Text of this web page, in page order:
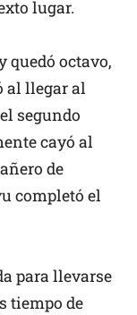
lugar.
quedó octavo,
al llegar al
segundo
cayó al
de
completó el
para llevarse
tiempo de